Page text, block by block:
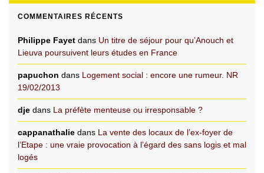
COMMENTAIRES RÉCENTS
Philippe Fayet dans Un titre de séjour pour qu’Anouch et
Lieuva poursuivent leurs études en France
papuchon dans Logement social : encore une rumeur. NR
19/02/2013
dje dans La préfète menteuse ou irresponsable ?
cappanathalie dans La vente des locaux de l’ex-foyer de
l’Etape : une vraie provocation à l’égard des sans logis et mal
logés